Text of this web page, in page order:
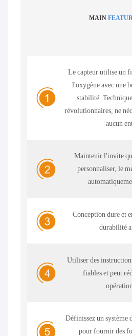
MAIN
Le capteur utilise un
l'oxygène avec une
stabilité.
révolutionnaires, ne
aucun
Maintenir l'invite
personnaliser, le
Conception dure et
durabilité
Utiliser des
fiables et peut
Définissez un système
pour fournir des